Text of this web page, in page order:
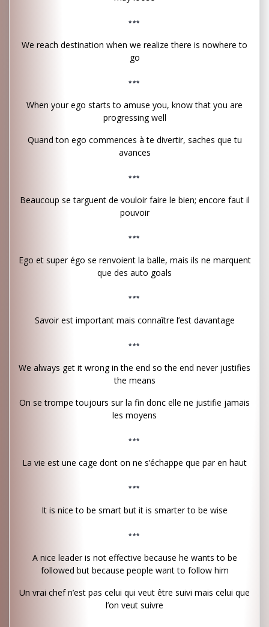
***
We reach destination when we realize there is nowhere to
go
***
When your ego starts to amuse you, know that you are
progressing well
Quand ton ego commences à te divertir, saches que tu
avances
***
Beaucoup se targuent de vouloir faire le bien; encore faut il
pouvoir
***
Ego et super égo se renvoient la balle, mais ils ne marquent
que des auto goals
***
Savoir est important mais connaître l’est davantage
***
We always get it wrong in the end so the end never justifies
the means
On se trompe toujours sur la fin donc elle ne justifie jamais
les moyens
***
La vie est une cage dont on ne s’échappe que par en haut
***
It is nice to be smart but it is smarter to be wise
***
A nice leader is not effective because he wants to be
followed but because people want to follow him
Un vrai chef n’est pas celui qui veut être suivi mais celui que
l’on veut suivre